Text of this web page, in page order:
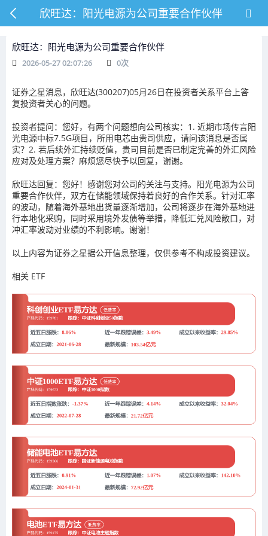
欣旺达：阳光电源为公司重要合作伙伴
欣旺达：阳光电源为公司重要合作伙伴
2026-05-27 02:07:26 0次
证券之星消息，欣旺达(300207)05月26日在投资者关系平台上答
复投资者关心的问题。
投资者提问：您好，有两个问题想向公司核实：1. 近期市场传言阳
光电源中标7.5G项目，所用电芯由贵司供应，请问该消息是否属
实？2. 若后续外汇持续贬值，贵司目前是否已制定完善的外汇风险
应对及处理方案？麻烦您尽快予以回复，谢谢。
欣旺达回复：您好！感谢您对公司的关注与支持。阳光电源为公司
重要合作伙伴，双方在储能领域保持着良好的合作关系。针对汇率
的波动，随着海外基地出货量逐渐增加，公司将逐步在海外基地进
行本地化采购，同时采用境外发债等举措，降低汇兑风险敞口，对
冲汇率波动对业绩的不利影响。谢谢！
以上内容为证券之星据公开信息整理，仅供参考不构成投资建议。
相关 ETF